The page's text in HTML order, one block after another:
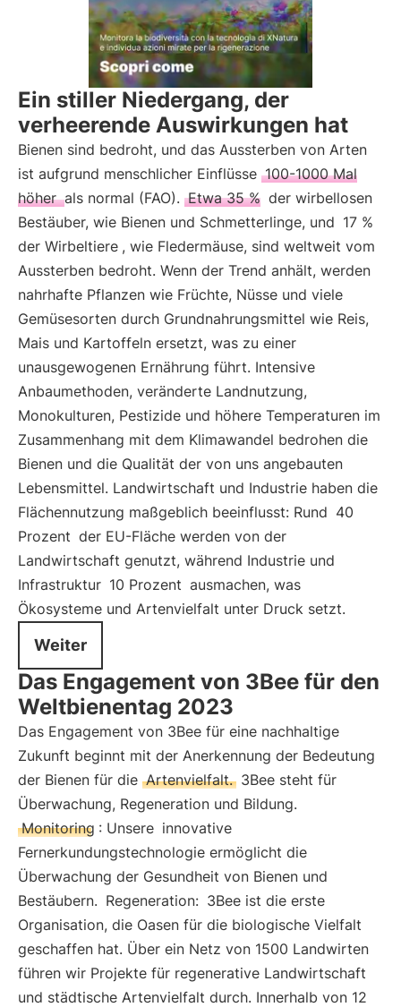
Ein stiller Niedergang, der
verheerende Auswirkungen hat
Bienen sind bedroht, und das Aussterben von Arten
ist aufgrund menschlicher Einflüsse 100-1000 Mal
höher als normal (FAO). Etwa 35 % der wirbellosen
Bestäuber, wie Bienen und Schmetterlinge, und 17 %
der Wirbeltiere , wie Fledermäuse, sind weltweit vom
Aussterben bedroht. Wenn der Trend anhält, werden
nahrhafte Pflanzen wie Früchte, Nüsse und viele
Gemüsesorten durch Grundnahrungsmittel wie Reis,
Mais und Kartoffeln ersetzt, was zu einer
unausgewogenen Ernährung führt. Intensive
Anbaumethoden, veränderte Landnutzung,
Monokulturen, Pestizide und höhere Temperaturen im
Zusammenhang mit dem Klimawandel bedrohen die
Bienen und die Qualität der von uns angebauten
Lebensmittel. Landwirtschaft und Industrie haben die
Flächennutzung maßgeblich beeinflusst: Rund 40
Prozent der EU-Fläche werden von der
Landwirtschaft genutzt, während Industrie und
Infrastruktur 10 Prozent ausmachen, was
Ökosysteme und Artenvielfalt unter Druck setzt.
Weiter
Das Engagement von 3Bee für den
Weltbienentag 2023
Das Engagement von 3Bee für eine nachhaltige
Zukunft beginnt mit der Anerkennung der Bedeutung
der Bienen für die Artenvielfalt. 3Bee steht für
Überwachung, Regeneration und Bildung.
Monitoring : Unsere innovative
Fernerkundungstechnologie ermöglicht die
Überwachung der Gesundheit von Bienen und
Bestäubern. Regeneration: 3Bee ist die erste
Organisation, die Oasen für die biologische Vielfalt
geschaffen hat. Über ein Netz von 1500 Landwirten
führen wir Projekte für regenerative Landwirtschaft
und städtische Artenvielfalt durch. Innerhalb von 12